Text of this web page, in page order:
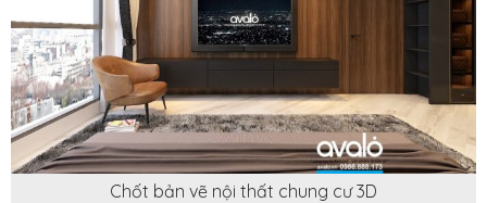
Chốt bản vẽ nội thất chung cư 3D